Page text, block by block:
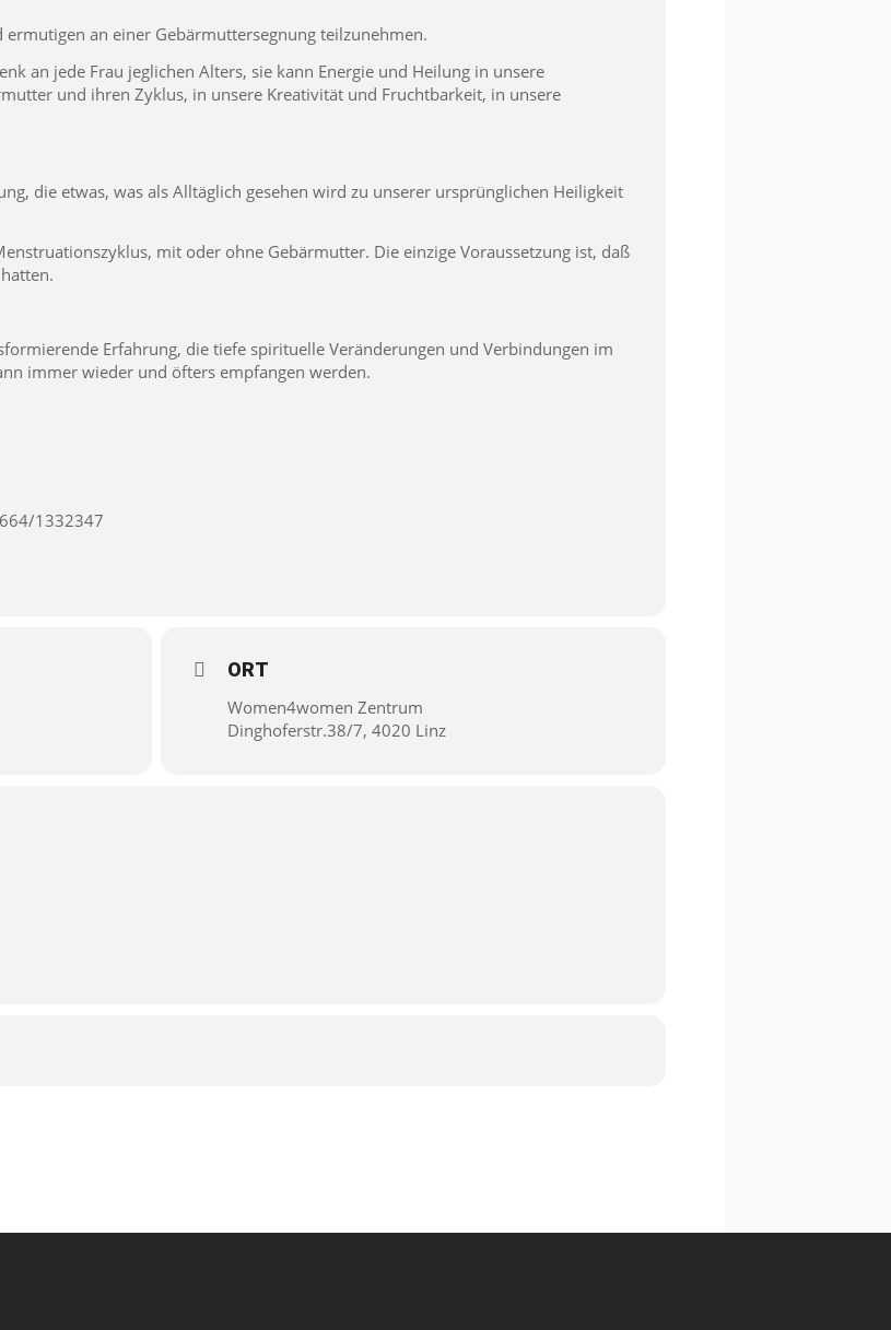
an einer Gebärmuttersegnung teilzunehmen.
an jede Frau jeglichen Alters, sie kann Energie und Heilung in unsere
und ihren Zyklus, in unsere Kreativität und Fruchtbarkeit, in unsere
die etwas, was als Alltäglich gesehen wird zu unserer ursprünglichen Heiligkeit
mit oder ohne Gebärmutter. Die einzige Voraussetzung ist, daß
Erfahrung, die tiefe spirituelle Veränderungen und Verbindungen im
immer wieder und öfters empfangen werden.
1332347
ORT
Women4women Zentrum
Dinghoferstr.38/7, 4020 Linz